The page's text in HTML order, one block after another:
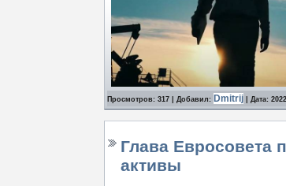
Просмотров: 317 | Добавил: Dmitrij | Дата:
Глава Евросовета
активы